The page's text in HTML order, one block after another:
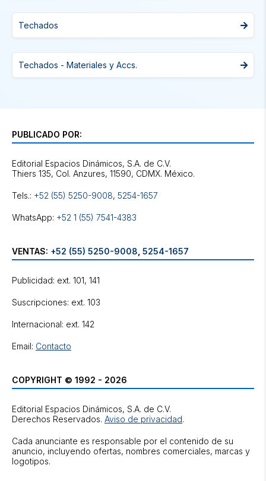
Techados
Techados - Materiales y Accs.
PUBLICADO POR:
Editorial Espacios Dinámicos, S.A. de C.V.
Tels.: +52 (55) 5250-9008, 5254-1657
WhatsApp: +52 1 (55) 7541-4383
VENTAS: +52 (55) 5250-9008 5254-1657
Publicidad: ext. 101, 141
Suscripciones: ext. 103
Internacional: ext. 142
Email: Contacto
COPYRIGHT © 1992 - 2026
Editorial Espacios Dinámicos, S.A. de C.V.
Derechos Reservados. Aviso de privacidad.
Cada anunciante es responsable por el contenido de su
anuncio, incluyendo ofertas, nombres comerciales, marcas y
logotipos.